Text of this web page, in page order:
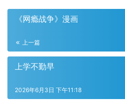
《网瘾战争》漫画
上一篇
上学不勤早
2026年6月3日 下午11:18